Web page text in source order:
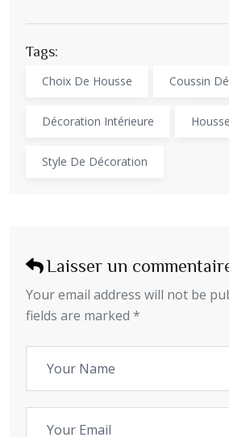
Tags:
Choix De Housse Coussin
Décoration Intérieure
Style De Décoration
Laisser un
Your email address will not be
fields are marked *